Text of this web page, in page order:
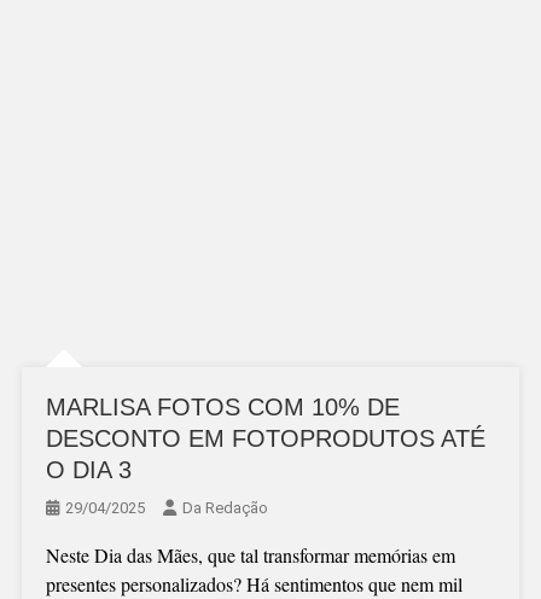
MARLISA FOTOS COM 10% DE
DESCONTO EM FOTOPRODUTOS ATÉ
O DIA 3
29/04/2025 Da Redação
Neste Dia das Mães, que tal transformar memórias em
presentes personalizados? Há sentimentos que nem mil